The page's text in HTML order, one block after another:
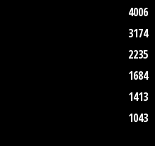
4006
3174
2235
1684
1413
1043